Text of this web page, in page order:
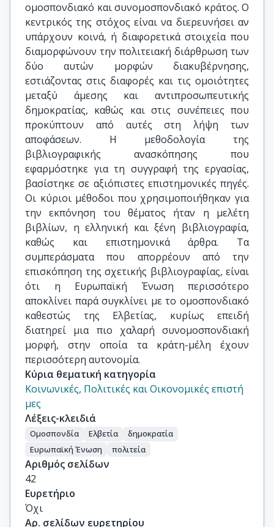
ομοσπονδιακό και συνομοσπονδιακό κράτος. Ο
κεντρικός της στόχος είναι να διερευνήσει αν
υπάρχουν κοινά, ή διαφορετικά στοιχεία που
διαμορφώνουν την πολιτειακή διάρθρωση των
δύο αυτών μορφών διακυβέρνησης,
εστιάζοντας στις διαφορές και τις ομοιότητες
μεταξύ άμεσης και αντιπροσωπευτικής
δημοκρατίας, καθώς και στις συνέπειες που
προκύπτουν από αυτές στη λήψη των
αποφάσεων. Η μεθοδολογία της
βιβλιογραφικής ανασκόπησης που
εφαρμόστηκε για τη συγγραφή της εργασίας,
βασίστηκε σε αξιόπιστες επιστημονικές πηγές.
Οι κύριοι μέθοδοι που χρησιμοποιήθηκαν για
την εκπόνηση του θέματος ήταν η μελέτη
βιβλίων, η ελληνική και ξένη βιβλιογραφία,
καθώς και επιστημονικά άρθρα. Τα
συμπεράσματα που απορρέουν από την
επισκόπηση της σχετικής βιβλιογραφίας, είναι
ότι η Ευρωπαϊκή Ένωση περισσότερο
αποκλίνει παρά συγκλίνει με το ομοσπονδιακό
καθεστώς της Ελβετίας, κυρίως επειδή
διατηρεί μια πιο χαλαρή συνομοσπονδιακή
μορφή, στην οποία τα κράτη-μέλη έχουν
περισσότερη αυτονομία.
Κύρια θεματική κατηγορία
Κοινωνικές, Πολιτικές και Οικονομικές επιστή
μες
Λέξεις-κλειδιά
Ομοσπονδία Ελβετία
δημοκρατία
Ευρωπαϊκή Ένωση
πολιτεία
Αριθμός σελίδων
42
Ευρετήριο
Όχι
Αρ. σελίδων ευρετηρίου